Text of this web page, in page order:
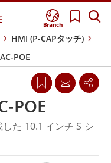
Branch
HMI (P-CAPタッチ)
POE
POE
た 10.1 インチ S シ